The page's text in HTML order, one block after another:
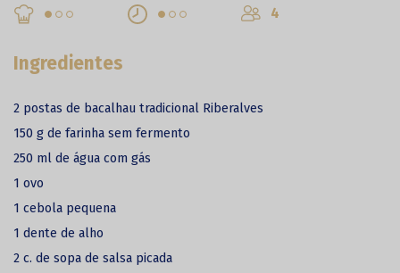
4
Ingredientes
2 postas de bacalhau tradicional Riberalves
150 g de farinha sem fermento
250 ml de água com gás
1 ovo
1 cebola pequena
1 dente de alho
2 c. de sopa de salsa picada